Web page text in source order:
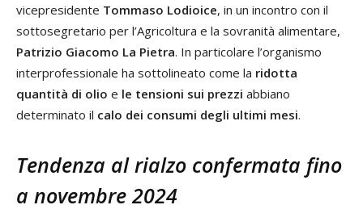
vicepresidente Tommaso Lodioice, in un incontro con il
sottosegretario per l’Agricoltura e la sovranità alimentare,
Patrizio Giacomo La Pietra. In particolare l’organismo
interprofessionale ha sottolineato come la ridotta
quantità di olio e le tensioni sui prezzi abbiano
determinato il calo dei consumi degli ultimi mesi.
Tendenza al rialzo confermata fino
a novembre 2024